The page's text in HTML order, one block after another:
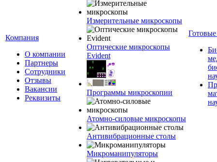
Компания
О компании
Партнеры
Сотрудники
Отзывы
Вакансии
Реквизиты
Измерительные микроскопы
Оптические микроскопы
Evident
Программы микроскопии
Атомно-силовые микроскопы
Антивибрационные столы
Микроманипуляторы